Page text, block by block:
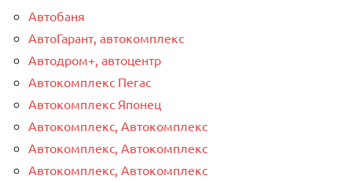
Автобаня
АвтоГарант, автокомплекс
Автодром+, автоцентр
Автокомплекс Пегас
Автокомплекс Японец
Автокомплекс, Автокомплекс
Автокомплекс, Автокомплекс
Автокомплекс, Автокомплекс